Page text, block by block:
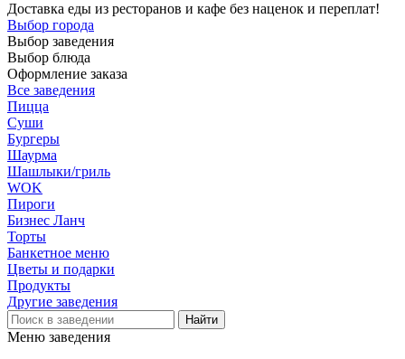
Доставка еды из ресторанов и кафе без наценок и переплат!
Выбор города
Выбор заведения
Выбор блюда
Оформление заказа
Все заведения
Пицца
Суши
Бургеры
Шаурма
Шашлыки/гриль
WOK
Пироги
Бизнес Ланч
Торты
Банкетное меню
Цветы и подарки
Продукты
Другие заведения
Меню заведения